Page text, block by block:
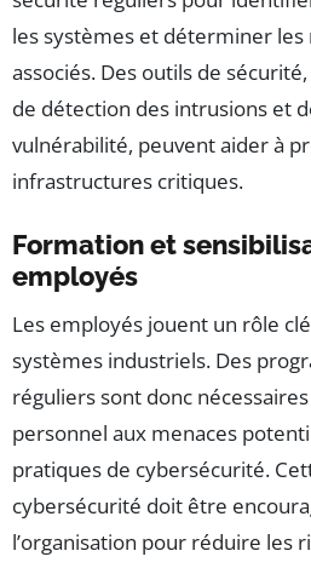
les systèmes et déterminer les
associés. Des outils de
de détection des intrusions et
vulnérabilité, peuvent aider à
infrastructures critiques.
Formation et
employés
Les employés jouent un rôle
systèmes industriels. Des
réguliers sont donc
personnel aux menaces
pratiques de cybersécurité.
cybersécurité doit être
l’organisation pour réduire les